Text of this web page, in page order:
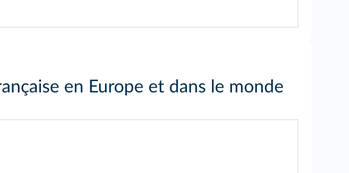
en Europe et dans le monde